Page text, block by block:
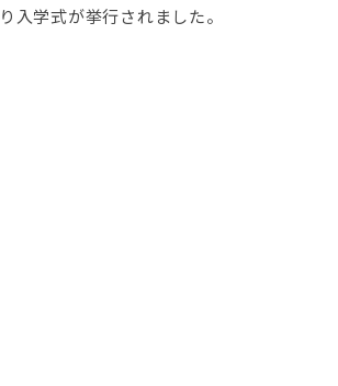
入学式が挙行されました。